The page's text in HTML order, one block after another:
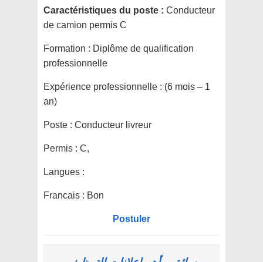
Caractéristiques du poste : Conducteur
de camion permis C
Formation : Diplôme de qualification
professionnelle
Expérience professionnelle : (6 mois – 1
an)
Poste : Conducteur livreur
Permis : C,
Langues :
Francais : Bon
Postuler